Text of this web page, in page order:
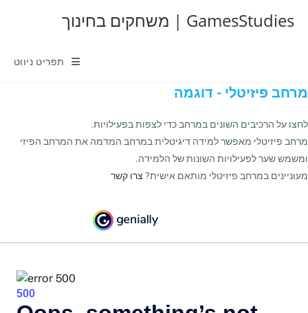
GamesStudies | משחקים בחינוך
תפריט ניווט
מרחב פיזיטלי - דוגמה
לחצו על הרכיבים השונים במרחב כדי לצפות בפעילויות.
מרחב פיזיטלי מאפשר למידה דיגיטלית במרחב המדמה את המרחב הפיזי
ומשמש שער לפעילויות השונות של הלמידה.
מעוניינים במרחב פיזיטלי מותאם אישית? צרו קשר